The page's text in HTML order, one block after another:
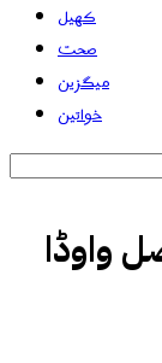
کھیل
صحت
میگزین
خواتین
واوڈا